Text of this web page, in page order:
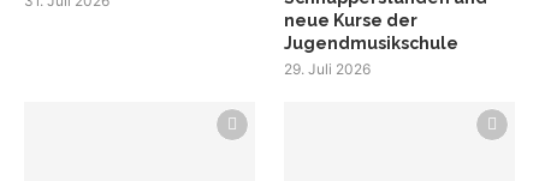
neue Kurse der
Jugendmusikschule
29. Juli 2026